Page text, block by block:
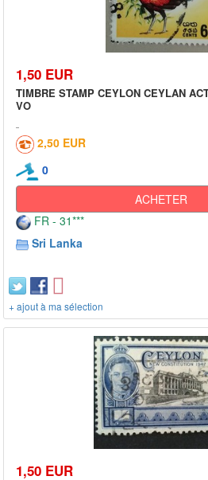
1,50 EUR
TIMBRE STAMP CEYLON CEYLAN
VO
2,50 EUR
0
ACHETER
FR - 31***
Sri Lanka
+ ajout à ma sélection
1,50 EUR